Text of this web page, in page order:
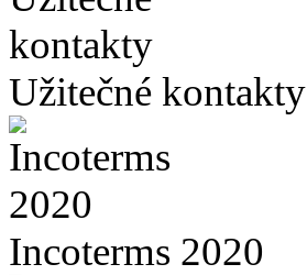
Užitečné kontakty
Incoterms 2020